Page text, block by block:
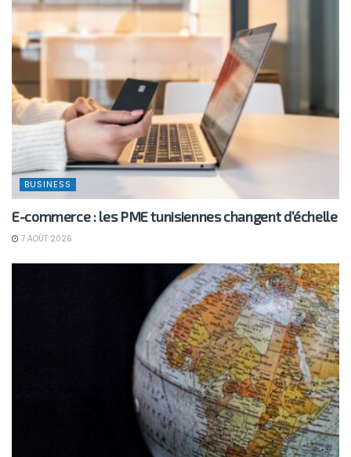
BUSINESS
E-commerce : les PME tunisiennes changent d’échelle
7 AOÛT 2026